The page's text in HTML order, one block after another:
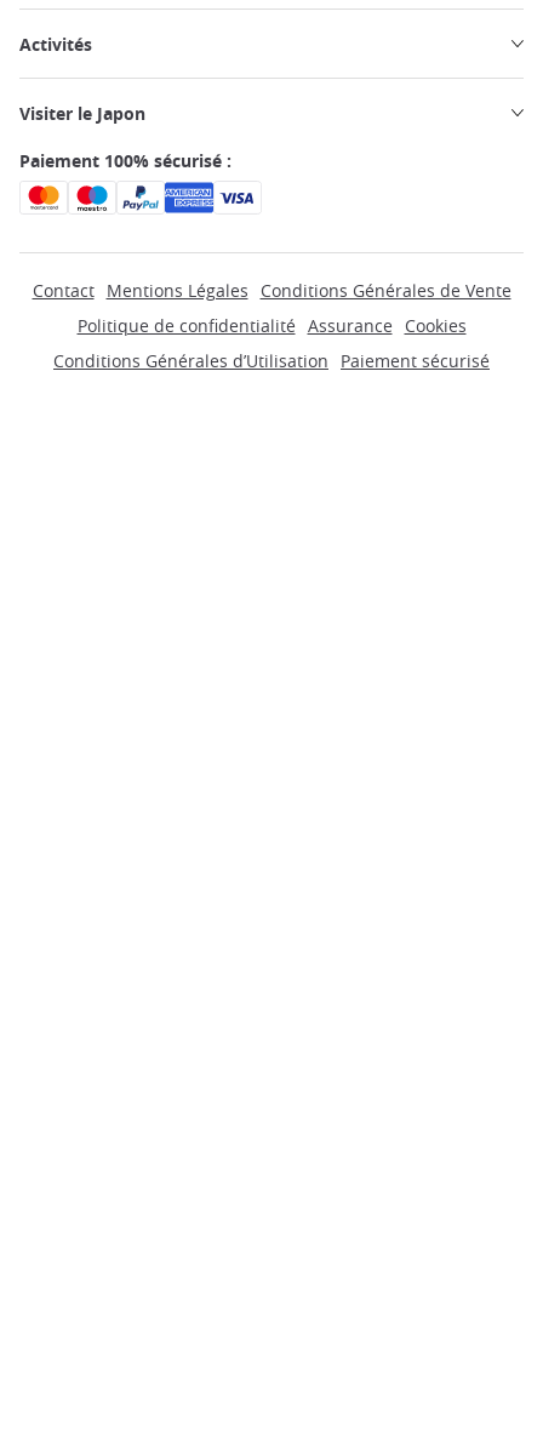
Activités
Visiter le Japon
Paiement 100% sécurisé :
Contact Mentions Légales
Conditions Générales de Vente
Politique de confidentialité Assurance
Cookies
Conditions Générales d’Utilisation
Paiement sécurisé